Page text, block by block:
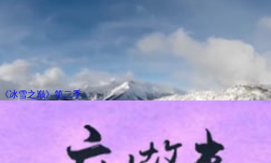
《冰雪之巅》第二季